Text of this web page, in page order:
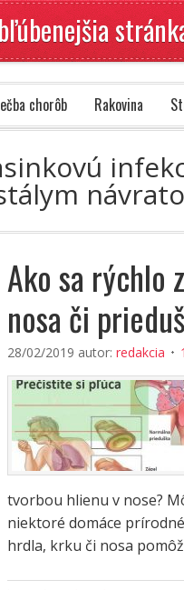
chorôb Rakovina
Ako sa rýchlo
nosa či
28/02/2019 autor: redakcia
tvorbou hlienu v nose?
niektoré domáce
hrdla, krku či nosa